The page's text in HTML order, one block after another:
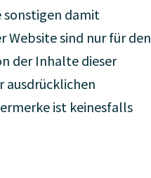
sonstigen damit
Website sind nur für den
der Inhalte dieser
ausdrücklichen
ist keinesfalls